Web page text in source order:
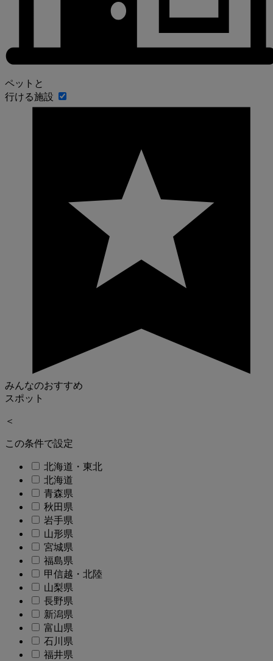
ペットと
行ける施設
みんなのおすすめ
スポット
＜
この条件で設定
北海道・東北
北海道
青森県
秋田県
岩手県
山形県
宮城県
福島県
甲信越・北陸
山梨県
長野県
新潟県
富山県
石川県
福井県